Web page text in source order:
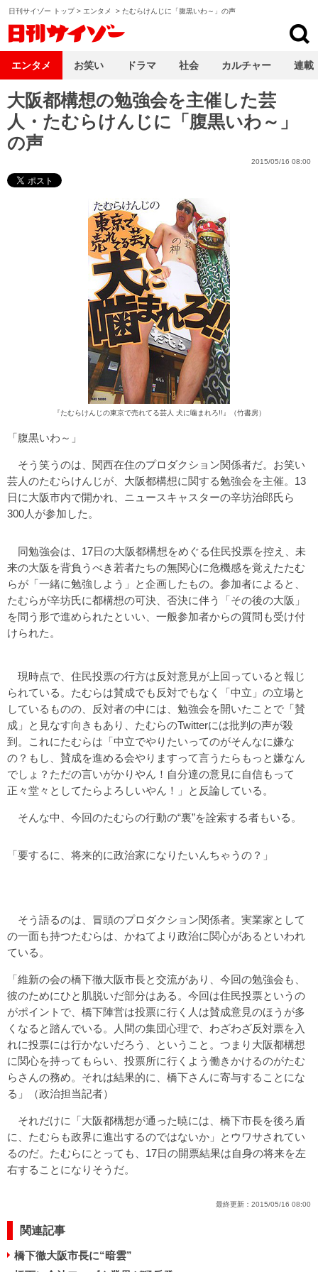
日刊サイゾー トップ> エンタメ > たむらけんじに「腹黒いわ～」の声
大阪都構想の勉強会を主催した芸
人・たむらけんじに「腹黒いわ～」
の声
2015/05/16 08:00
『たむらけんじの東京で売れてる芸人 犬に噛まれろ!!』（竹書房）
「腹黒いわ～」
そう笑うのは、関西在住のプロダクション関係者だ。お笑い
芸人のたむらけんじが、大阪都構想に関する勉強会を主催。13
日に大阪市内で開かれ、ニュースキャスターの辛坊治郎氏ら
300人が参加した。
同勉強会は、17日の大阪都構想をめぐる住民投票を控え、未
来の大阪を背負うべき若者たちの無関心に危機感を覚えたたむ
らが「一緒に勉強しよう」と企画したもの。参加者によると、
たむらが辛坊氏に都構想の可決、否決に伴う「その後の大阪」
を問う形で進められたといい、一般参加者からの質問も受け付
けられた。
現時点で、住民投票の行方は反対意見が上回っていると報じ
られている。たむらは賛成でも反対でもなく「中立」の立場と
しているものの、反対者の中には、勉強会を開いたことで「賛
成」と見なす向きもあり、たむらのTwitterには批判の声が殺
到。これにたむらは「中立でやりたいってのがそんなに嫌な
の？もし、賛成を進める会やりますって言うたらもっと嫌なん
でしょ？ただの言いがかりやん！自分達の意見に自信もって
正々堂々としてたらよろしいやん！」と反論している。
そんな中、今回のたむらの行動の“裏”を詮索する者もいる。
「要するに、将来的に政治家になりたいんちゃうの？」
そう語るのは、冒頭のプロダクション関係者。実業家として
の一面も持つたむらは、かねてより政治に関心があるといわれ
ている。
「維新の会の橋下徹大阪市長と交流があり、今回の勉強会も、
彼のためにひと肌脱いだ部分はある。今回は住民投票というの
がポイントで、橋下陣営は投票に行く人は賛成意見のほうが多
くなると踏んでいる。人間の集団心理で、わざわざ反対票を入
れに投票には行かないだろう、ということ。つまり大阪都構想
に関心を持ってもらい、投票所に行くよう働きかけるのがたむ
らさんの務め。それは結果的に、橋下さんに寄与することにな
る」（政治担当記者）
それだけに「大阪都構想が通った暁には、橋下市長を後ろ盾
に、たむらも政界に進出するのではないか」とウワサされてい
るのだ。たむらにとっても、17日の開票結果は自身の将来を左
右することになりそうだ。
最終更新： 2015/05/16 08:00
関連記事
橋下徹大阪市長に“暗雲”
エンタメ お笑い ドラマ 社会 カルチャー 連載